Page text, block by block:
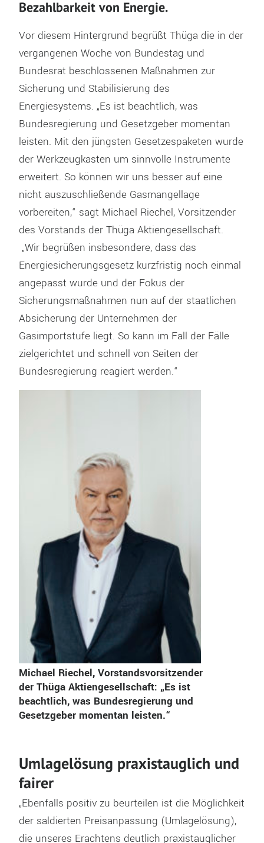
Bezahlbarkeit von Energie.
Vor diesem Hintergrund begrüßt Thüga die in der
vergangenen Woche von Bundestag und
Bundesrat beschlossenen Maßnahmen zur
Sicherung und Stabilisierung des
Energiesystems. „Es ist beachtlich, was
Bundesregierung und Gesetzgeber momentan
leisten. Mit den jüngsten Gesetzespaketen wurde
der Werkzeugkasten um sinnvolle Instrumente
erweitert. So können wir uns besser auf eine
nicht auszuschließende Gasmangellage
vorbereiten,“ sagt Michael Riechel, Vorsitzender
des Vorstands der Thüga Aktiengesellschaft.
„Wir begrüßen insbesondere, dass das
Energiesicherungsgesetz kurzfristig noch einmal
angepasst wurde und der Fokus der
Sicherungsmaßnahmen nun auf der staatlichen
Absicherung der Unternehmen der
Gasimportstufe liegt. So kann im Fall der Fälle
zielgerichtet und schnell von Seiten der
Bundesregierung reagiert werden.“
Michael Riechel, Vorstandsvorsitzender
der Thüga Aktiengesellschaft: „Es ist
beachtlich, was Bundesregierung und
Gesetzgeber momentan leisten.“
Umlagelösung praxistauglich und
fairer
„Ebenfalls positiv zu beurteilen ist die Möglichkeit
der saldierten Preisanpassung (Umlagelösung),
die unseres Erachtens deutlich praxistauglicher